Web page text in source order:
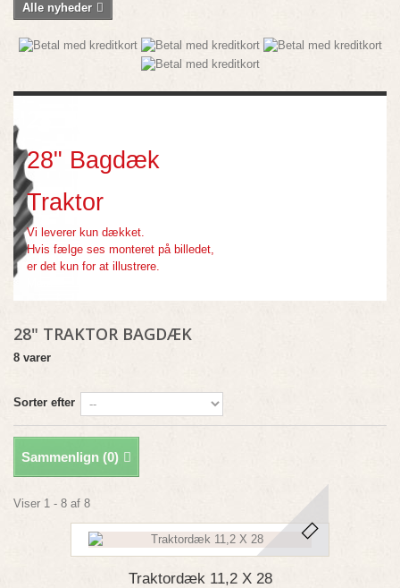
Alle nyheder
28" Bagdæk
Traktor
Vi leverer kun dækket.
Hvis fælge ses monteret på billedet,
er det kun for at illustrere.
28" TRAKTOR BAGDÆK
8 varer
Sorter efter
Sammenlign (0)
Viser 1 - 8 af 8
Traktordæk 11,2 X 28